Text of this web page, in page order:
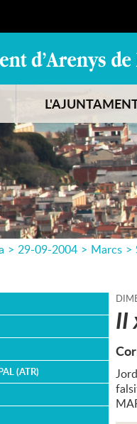
> 29-09-2004 > Marcs >
(ATR)
II